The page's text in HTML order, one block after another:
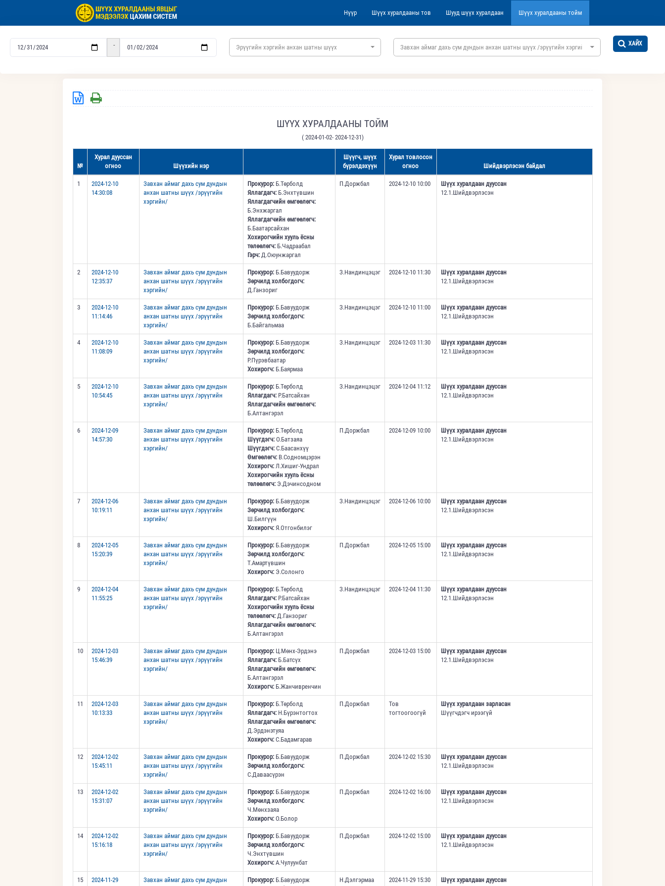
Нүүр Шүүх хуралдааны тов Шууд шүүх хуралдаан Шүүх хуралдааны тойм
- Эрүүгийн хэргийн анхан шатны шүүх Завхан аймаг дахь сум дундын анхан шатны шүүх /эрүүгийн хэргийн/
ХАЙХ
ШҮҮХ ХУРАЛДААНЫ ТОЙМ
( 2024-01-02- 2024-12-31)
№
Хурал дууссан
огноо
Шүүхийн нэр
Шүүгч, шүүх
бүрэлдэхүүн
Хурал товлосон
огноо
Шийдвэрлэсэн байдал
1
2024-12-10
14:30:08
Завхан аймаг дахь сум дундын
анхан шатны шүүх /эрүүгийн
хэргийн/
Прокурор:Б.Төрболд
Яллагдагч:Б.Энхтүвшин
Яллагдагчийн өмгөөлөгч:
Б.Энхжаргал
Яллагдагчийн өмгөөлөгч:
Б.Баатарсайхан
Хохирогчийн хууль ёсны
төлөөлөгч:Б.Чадраабал
Гэрч:Д.Оюунжаргал
П.Доржбал 2024-12-10 10:00
Шүүх хуралдаан дууссан
12.1.Шийдвэрлэсэн
2
2024-12-10
12:35:37
Завхан аймаг дахь сум дундын
анхан шатны шүүх /эрүүгийн
хэргийн/
Прокурор:Б.Бавуудорж
Зөрчилд холбогдогч:
Д.Ганзориг
З.Нандинцэцэг 2024-12-10 11:30
Шүүх хуралдаан дууссан
12.1.Шийдвэрлэсэн
3
2024-12-10
11:14:46
Завхан аймаг дахь сум дундын
анхан шатны шүүх /эрүүгийн
хэргийн/
Прокурор:Б.Бавуудорж
Зөрчилд холбогдогч:
Б.Байгальмаа
З.Нандинцэцэг 2024-12-10 11:00
Шүүх хуралдаан дууссан
12.1.Шийдвэрлэсэн
4
2024-12-10
11:08:09
Завхан аймаг дахь сум дундын
анхан шатны шүүх /эрүүгийн
хэргийн/
Прокурор:Б.Бавуудорж
Зөрчилд холбогдогч:
Р.Пүрэвбаатар
Хохирогч:Б.Баярмаа
З.Нандинцэцэг 2024-12-03 11:30
Шүүх хуралдаан дууссан
12.1.Шийдвэрлэсэн
5
2024-12-10
10:54:45
Завхан аймаг дахь сум дундын
анхан шатны шүүх /эрүүгийн
хэргийн/
Прокурор:Б.Төрболд
Яллагдагч:Р.Батсайхан
Яллагдагчийн өмгөөлөгч:
Б.Алтангэрэл
З.Нандинцэцэг 2024-12-04 11:12
Шүүх хуралдаан дууссан
12.1.Шийдвэрлэсэн
6
2024-12-09
14:57:30
Завхан аймаг дахь сум дундын
анхан шатны шүүх /эрүүгийн
хэргийн/
Прокурор:Б.Төрболд
Шүүгдэгч:О.Батзаяа
Шүүгдэгч:С.Баасанхүү
Өмгөөлөгч:В.Содномцэрэн
Хохирогч:Л.Хишиг-Ундрал
Хохирогчийн хууль ёсны
төлөөлөгч:Э.Дэчинсодном
П.Доржбал 2024-12-09 10:00
Шүүх хуралдаан дууссан
12.1.Шийдвэрлэсэн
7
2024-12-06
10:19:11
Завхан аймаг дахь сум дундын
анхан шатны шүүх /эрүүгийн
хэргийн/
Прокурор:Б.Бавуудорж
Зөрчилд холбогдогч:
Ш.Билгүүн
Хохирогч:Я.Отгонбилэг
З.Нандинцэцэг 2024-12-06 10:00
Шүүх хуралдаан дууссан
12.1.Шийдвэрлэсэн
8
2024-12-05
15:20:39
Завхан аймаг дахь сум дундын
анхан шатны шүүх /эрүүгийн
хэргийн/
Прокурор:Б.Бавуудорж
Зөрчилд холбогдогч:
Т.Амартүвшин
Хохирогч:Э.Солонго
П.Доржбал 2024-12-05 15:00
Шүүх хуралдаан дууссан
12.1.Шийдвэрлэсэн
9
2024-12-04
11:55:25
Завхан аймаг дахь сум дундын
анхан шатны шүүх /эрүүгийн
хэргийн/
Прокурор:Б.Төрболд
Яллагдагч:Р.Батсайхан
Хохирогчийн хууль ёсны
төлөөлөгч:Д.Ганзориг
Яллагдагчийн өмгөөлөгч:
Б.Алтангэрэл
З.Нандинцэцэг 2024-12-04 11:30
Шүүх хуралдаан дууссан
12.1.Шийдвэрлэсэн
10
2024-12-03
15:46:39
Завхан аймаг дахь сум дундын
анхан шатны шүүх /эрүүгийн
хэргийн/
Прокурор:Ц.Мөнх-Эрдэнэ
Яллагдагч:Б.Батсүх
Яллагдагчийн өмгөөлөгч:
Б.Алтангэрэл
Хохирогч:Б.Жанчивренчин
П.Доржбал 2024-12-03 15:00
Шүүх хуралдаан дууссан
12.1.Шийдвэрлэсэн
11
2024-12-03
10:13:33
Завхан аймаг дахь сум дундын
анхан шатны шүүх /эрүүгийн
хэргийн/
Прокурор:Б.Төрболд
Яллагдагч:Н.Бүрэнтогтох
Яллагдагчийн өмгөөлөгч:
Д.Эрдэнэтуяа
Хохирогч:С.Бадамгарав
П.Доржбал
Тов
тогтоогоогүй
Шүүх хуралдаан зарласан
Шүүгчдэгч ирээгүй
12
2024-12-02
15:45:11
Завхан аймаг дахь сум дундын
анхан шатны шүүх /эрүүгийн
хэргийн/
Прокурор:Б.Бавуудорж
Зөрчилд холбогдогч:
С.Даваасүрэн
П.Доржбал 2024-12-02 15:30
Шүүх хуралдаан дууссан
12.1.Шийдвэрлэсэн
13
2024-12-02
15:31:07
Завхан аймаг дахь сум дундын
анхан шатны шүүх /эрүүгийн
хэргийн/
Прокурор:Б.Бавуудорж
Зөрчилд холбогдогч:
Ч.Мөнхзаяа
Хохирогч:О.Болор
П.Доржбал 2024-12-02 16:00
Шүүх хуралдаан дууссан
12.1.Шийдвэрлэсэн
14
2024-12-02
15:16:18
Завхан аймаг дахь сум дундын
анхан шатны шүүх /эрүүгийн
хэргийн/
Прокурор:Б.Бавуудорж
Зөрчилд холбогдогч:
Ч.Энхтүвшин
Хохирогч:А.Чулуунбат
П.Доржбал 2024-12-02 15:00
Шүүх хуралдаан дууссан
12.1.Шийдвэрлэсэн
15
2024-11-29
Завхан аймаг дахь сум дундын
Прокурор:Б.Бавуудорж
Н.Дэлгэрмаа 2024-11-29 15:30
Шүүх хуралдаан дууссан